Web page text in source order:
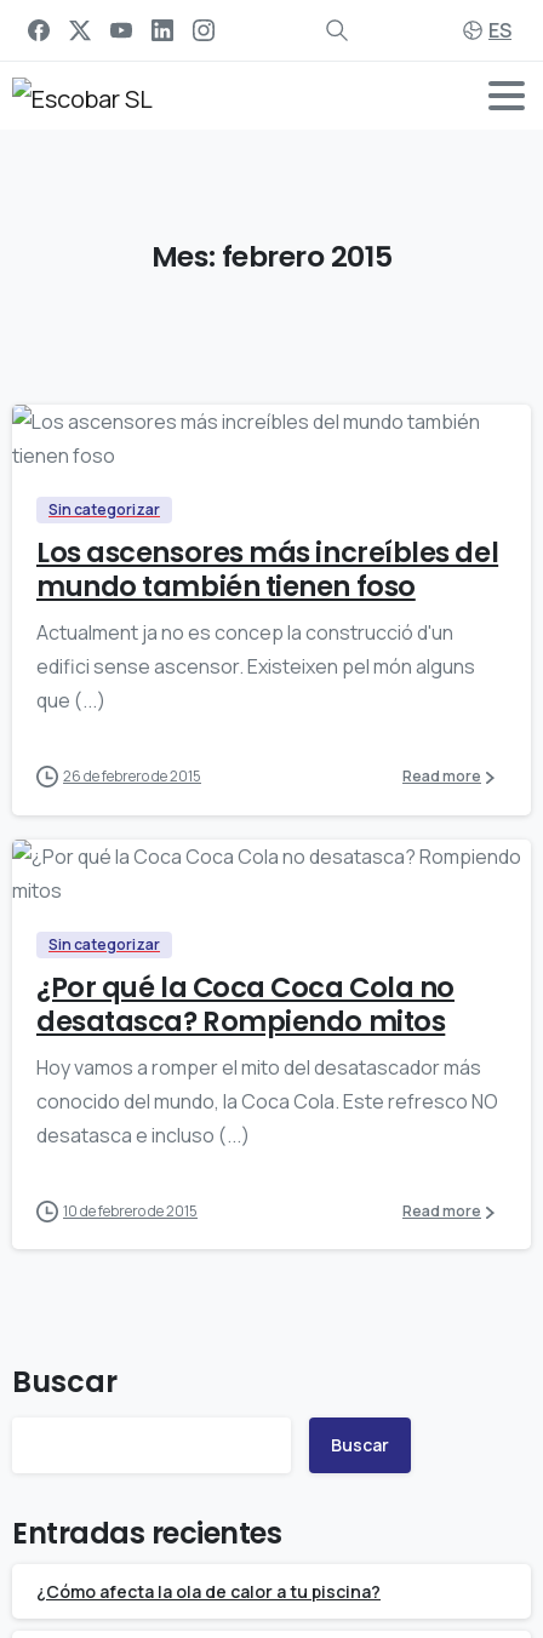
ES
Mes: febrero 2015
Sin categorizar
Los ascensores más increíbles del
mundo también tienen foso
Actualment ja no es concep la construcció d'un
edifici sense ascensor. Existeixen pel món alguns
que (...)
26 de febrero de 2015 Read more
Sin categorizar
¿Por qué la Coca Coca Cola no
desatasca? Rompiendo mitos
Hoy vamos a romper el mito del desatascador más
conocido del mundo, la Coca Cola. Este refresco NO
desatasca e incluso (...)
10 de febrero de 2015 Read more
Buscar
Buscar
Entradas recientes
¿Cómo afecta la ola de calor a tu piscina?